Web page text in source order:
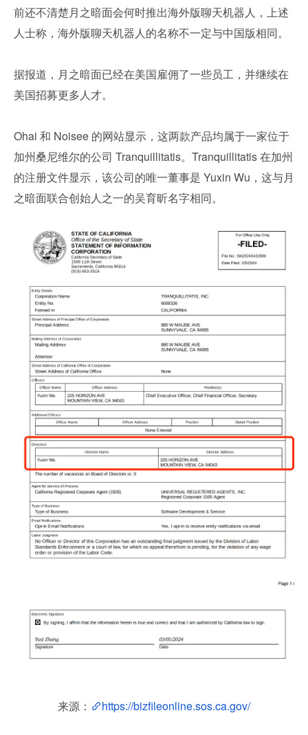
前还不清楚月之暗面会何时推出海外版聊天机器人，上述
人士称，海外版聊天机器人的名称不一定与中国版相同。
据报道，月之暗面已经在美国雇佣了一些员工，并继续在
美国招募更多人才。
Ohai 和 Noisee 的网站显示，这两款产品均属于一家位于
加州桑尼维尔的公司 Tranquillitatis。Tranquillitatis 在加州
的注册文件显示，该公司的唯一董事是 Yuxin Wu，这与月
之暗面联合创始人之一的吴育昕名字相同。
来源： https://bizfileonline.sos.ca.gov/